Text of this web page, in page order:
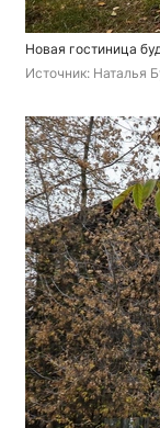
Новая гостиница
Источник: Наталья